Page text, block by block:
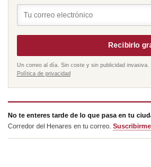
Recibirlo
Un correo al día. Sin coste y sin publicidad
Política de privacidad
No te enteres tarde de lo que pasa en tu
Corredor del Henares en tu correo.